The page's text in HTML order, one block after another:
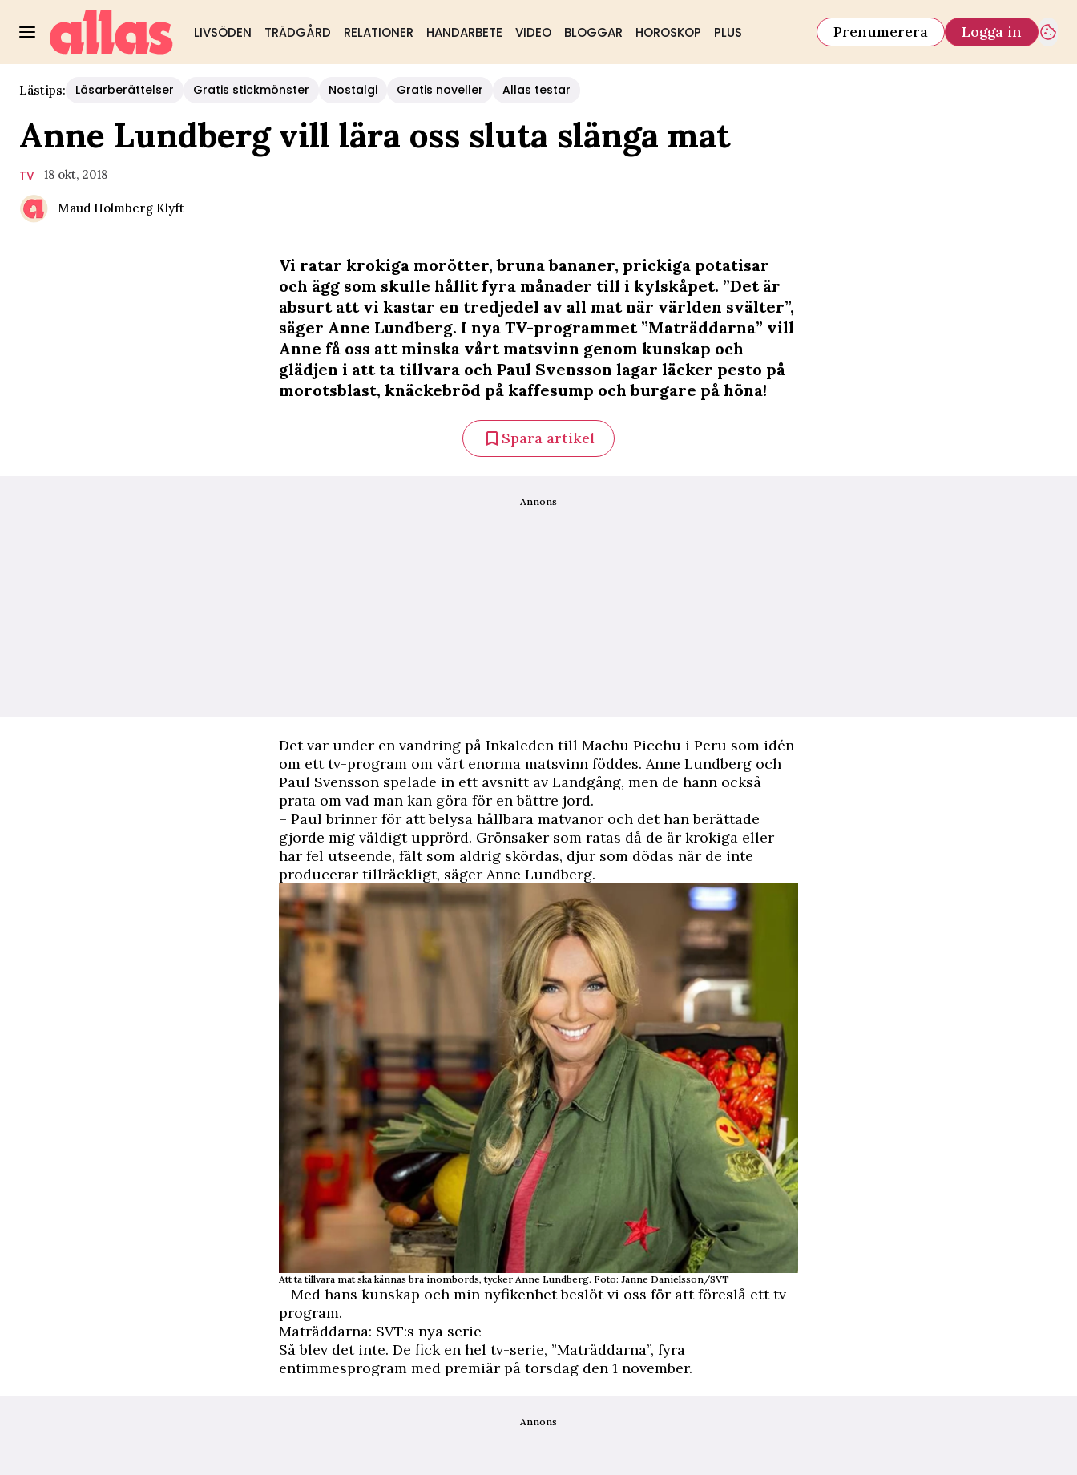
LIVSÖDEN TRÄDGÅRD RELATIONER HANDARBETE VIDEO BLOGGAR HOROSKOP PLUS Prenumerera Logga in
Lästips: Läsarberättelser Gratis stickmönster Nostalgi Gratis noveller Allas testar
Anne Lundberg vill lära oss sluta slänga mat
TV 18 okt, 2018
Maud Holmberg Klyft
Vi ratar krokiga morötter, bruna bananer, prickiga potatisar
och ägg som skulle hållit fyra månader till i kylskåpet. ”Det är
absurt att vi kastar en tredjedel av all mat när världen svälter”,
säger Anne Lundberg. I nya TV-programmet ”Maträddarna” vill
Anne få oss att minska vårt matsvinn genom kunskap och
glädjen i att ta tillvara och Paul Svensson lagar läcker pesto på
morotsblast, knäckebröd på kaffesump och burgare på höna!
Spara artikel
Annons
Det var under en vandring på Inkaleden till Machu Picchu i Peru som idén
om ett tv-program om vårt enorma matsvinn föddes. Anne Lundberg och
Paul Svensson spelade in ett avsnitt av Landgång, men de hann också
prata om vad man kan göra för en bättre jord.
– Paul brinner för att belysa hållbara matvanor och det han berättade
gjorde mig väldigt upprörd. Grönsaker som ratas då de är krokiga eller
har fel utseende, fält som aldrig skördas, djur som dödas när de inte
producerar tillräckligt, säger Anne Lundberg.
Att ta tillvara mat ska kännas bra inombords, tycker Anne Lundberg. Foto: Janne Danielsson/SVT
– Med hans kunskap och min nyfikenhet beslöt vi oss för att föreslå ett tv-
program.
Maträddarna: SVT:s nya serie
Så blev det inte. De fick en hel tv-serie, ”Maträddarna”, fyra
entimmesprogram med premiär på torsdag den 1 november.
Annons